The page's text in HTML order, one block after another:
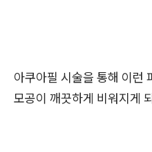
아쿠아필 시술을 통해 이런
모공이 깨끗하게 비워지게